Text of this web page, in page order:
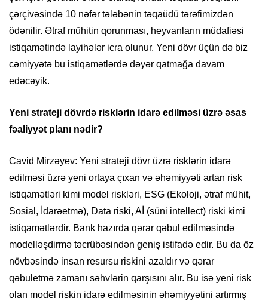
çərçivəsində 10 nəfər tələbənin təqaüdü tərəfimizdən
ödənilir. Ətraf mühitin qorunması, heyvanların müdafiəsi
istiqamətində layihələr icra olunur. Yeni dövr üçün də biz
cəmiyyətə bu istiqamətlərdə dəyər qatmağa davam
edəcəyik.
Yeni strateji dövrdə risklərin idarə edilməsi üzrə əsas
fəaliyyət planı nədir?
Cavid Mirzəyev: Yeni strateji dövr üzrə risklərin idarə
edilməsi üzrə yeni ortaya çıxan və əhəmiyyəti artan risk
istiqamətləri kimi model riskləri, ESG (Ekoloji, ətraf mühit,
Sosial, İdarəetmə), Data riski, Aİ (süni intellect) riski kimi
istiqamətlərdir. Bank hazırda qərar qəbul edilməsində
modelləşdirmə təcrübəsindən geniş istifadə edir. Bu da öz
növbəsində insan resursu riskini azaldır və qərar
qəbuletmə zamanı səhvlərin qarşısını alır. Bu isə yeni risk
olan model riskin idarə edilməsinin əhəmiyyətini artırmış